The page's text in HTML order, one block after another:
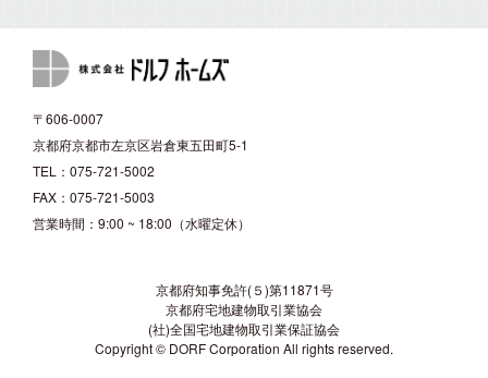
〒606-0007
京都府京都市左京区岩倉東五田町5-1
TEL：075-721-5002
FAX：075-721-5003
営業時間：9:00 ~ 18:00（水曜定休）
京都府知事免許(５)第11871号
京都府宅地建物取引業協会
(社)全国宅地建物取引業保証協会
Copyright © DORF Corporation All rights reserved.